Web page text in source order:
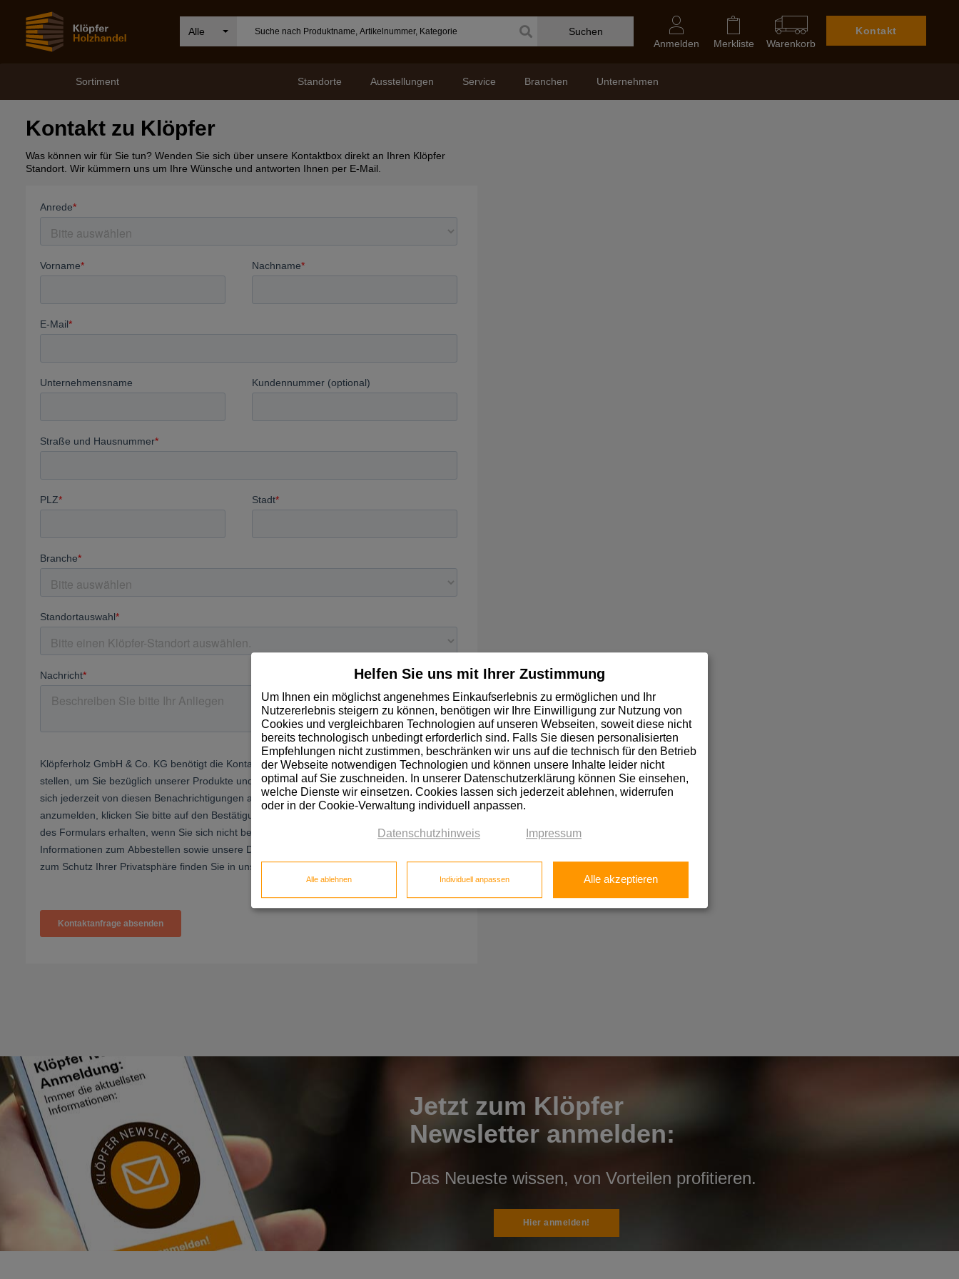
Alle Suchen
Kontakt
Warenkorb
Merkliste
Anmelden
Unternehmen
Branchen
Service
Ausstellungen
Standorte
Sortiment
Kontakt zu Klöpfer
Was können wir für Sie tun? Wenden Sie sich über unsere Kontaktbox direkt an Ihren Klöpfer
Standort. Wir kümmern uns um Ihre Wünsche und antworten Ihnen per E-Mail.
Jetzt zum Klöpfer
Newsletter anmelden:
Das Neueste wissen, von Vorteilen profitieren.
Hier anmelden!
Helfen Sie uns mit Ihrer Zustimmung
Um Ihnen ein möglichst angenehmes Einkaufserlebnis zu ermöglichen und Ihr
Nutzererlebnis steigern zu können, benötigen wir Ihre Einwilligung zur Nutzung von
Cookies und vergleichbaren Technologien auf unseren Webseiten, soweit diese nicht
bereits technologisch unbedingt erforderlich sind. Falls Sie diesen personalisierten
Empfehlungen nicht zustimmen, beschränken wir uns auf die technisch für den Betrieb
der Webseite notwendigen Technologien und können unsere Inhalte leider nicht
optimal auf Sie zuschneiden. In unserer Datenschutzerklärung können Sie einsehen,
welche Dienste wir einsetzen. Cookies lassen sich jederzeit ablehnen, widerrufen
oder in der Cookie-Verwaltung individuell anpassen.
Datenschutzhinweis Impressum
Alle ablehnen Individuell anpassen Alle akzeptieren